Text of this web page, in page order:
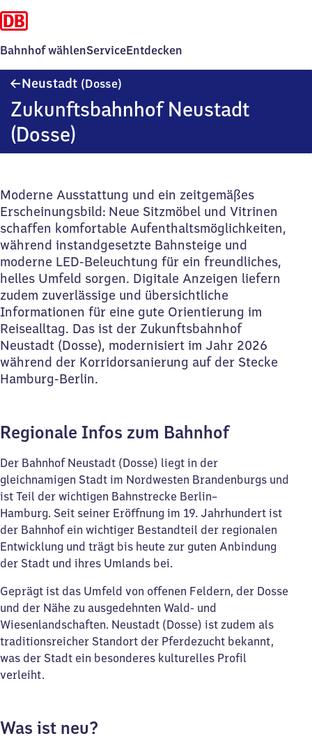
Bahnhof wählenServiceEntdecken
Neustadt (Dosse)
Zukunftsbahnhof Neustadt
(Dosse)
Moderne Ausstattung und ein zeitgemäßes
Erscheinungsbild: Neue Sitzmöbel und Vitrinen
schaffen komfortable Aufenthaltsmöglichkeiten,
während instandgesetzte Bahnsteige und
moderne LED‑Beleuchtung für ein freundliches,
helles Umfeld sorgen. Digitale Anzeigen liefern
zudem zuverlässige und übersichtliche
Informationen für eine gute Orientierung im
Reisealltag. Das ist der Zukunftsbahnhof
Neustadt (Dosse), modernisiert im Jahr 2026
während der Korridorsanierung auf der Stecke
Hamburg-Berlin.
Regionale Infos zum Bahnhof
Der Bahnhof Neustadt (Dosse) liegt in der
gleichnamigen Stadt im Nordwesten Brandenburgs und
ist Teil der wichtigen Bahnstrecke Berlin–
Hamburg. Seit seiner Eröffnung im 19. Jahrhundert ist
der Bahnhof ein wichtiger Bestandteil der regionalen
Entwicklung und trägt bis heute zur guten Anbindung
der Stadt und ihres Umlands bei.
Geprägt ist das Umfeld von offenen Feldern, der Dosse
und der Nähe zu ausgedehnten Wald- und
Wiesenlandschaften. Neustadt (Dosse) ist zudem als
traditionsreicher Standort der Pferdezucht bekannt,
was der Stadt ein besonderes kulturelles Profil
verleiht.
Was ist neu?